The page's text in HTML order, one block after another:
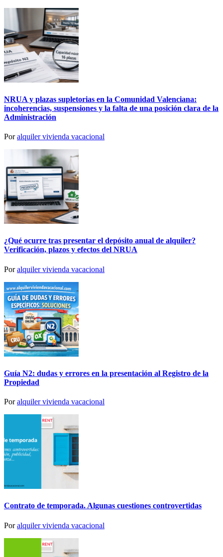
NRUA y plazas supletorias en la Comunidad Valenciana:
incoherencias, suspensiones y la falta de una posición clara de la
Administración
Poralquiler vivienda vacacional
¿Qué ocurre tras presentar el depósito anual de alquiler?
Verificación, plazos y efectos del NRUA
Poralquiler vivienda vacacional
Guía N2: dudas y errores en la presentación al Registro de la
Propiedad
Poralquiler vivienda vacacional
Contrato de temporada. Algunas cuestiones controvertidas
Poralquiler vivienda vacacional